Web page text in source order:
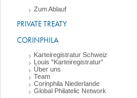
Zum Ablauf
PRIVATE TREATY
CORINPHILA
Karteiregistratur Schweiz
Louis "Karteiregistratur"
Über uns
Team
Corinphila Niederlande
Global Philatelic Network